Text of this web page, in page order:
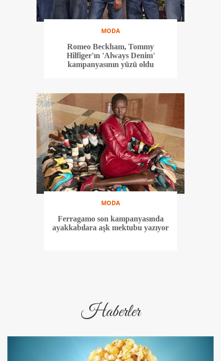
MODA
Romeo Beckham, Tommy
Hilfiger'ın 'Always Denim'
kampanyasının yüzü oldu
MODA
Ferragamo son kampanyasında
ayakkabılara aşk mektubu yazıyor
Haberler